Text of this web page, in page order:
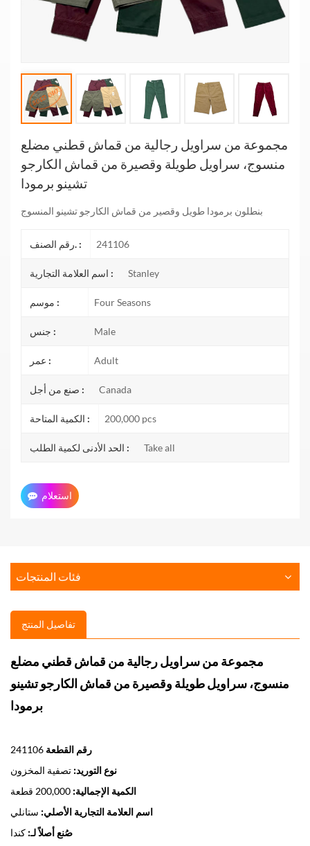
مجموعة من سراويل رجالية من قماش قطني مضلع
منسوج، سراويل طويلة وقصيرة من قماش الكارجو
تشينو برمودا
بنطلون برمودا طويل وقصير من قماش الكارجو تشينو المنسوج
رقم الصنف. : 241106
اسم العلامة التجارية : Stanley
موسم : Four Seasons
جنس : Male
عمر : Adult
صنع من أجل : Canada
الكمية المتاحة : 200,000 pcs
الحد الأدنى لكمية الطلب : Take all
استعلام
فئات المنتجات
تفاصيل المنتج
مجموعة من سراويل رجالية من قماش قطني مضلع
منسوج، سراويل طويلة وقصيرة من قماش الكارجو تشينو
برمودا
رقم القطعة
نوع التوريد: تصفية المخزون
الكمية الإجمالية: 200,000 قطعة
اسم العلامة التجارية الأصلي: ستانلي
صُنع أصلاً لـ: كندا